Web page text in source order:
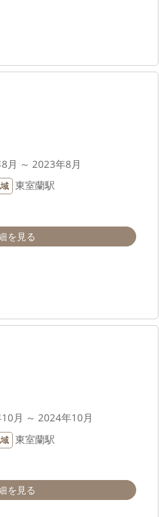
月 ～ 2023年8月
東室蘭駅
を見る
月 ～ 2024年10月
東室蘭駅
を見る